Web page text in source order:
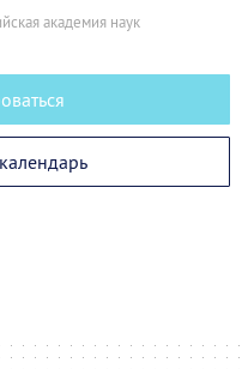
академия наук